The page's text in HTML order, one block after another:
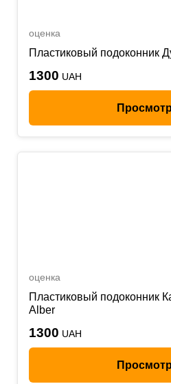
оценка
Пластиковый подоконник
1300 UAH
оценка
Пластиковый подоконник
Alber
1300 UAH